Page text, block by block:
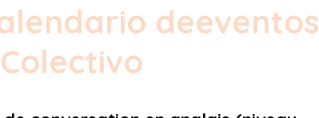
deeventos